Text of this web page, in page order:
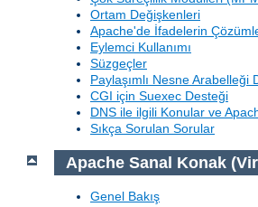
Ortam Değişkenleri
Apache'de İfadelerin
Eylemci Kullanımı
Süzgeçler
Paylaşımlı Nesne Arabelleği
CGI için Suexec Desteği
DNS ile ilgili Konular ve
Sıkça Sorulan Sorular
Apache Sanal Konak
Genel Bakış